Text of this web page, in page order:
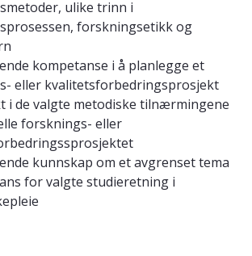
ulike trinn i
forskningsetikk og
kompetanse i å planlegge et
eller kvalitetsforbedringsprosjekt
i de valgte metodiske tilnærmingene
forsknings- eller
kunnskap om et avgrenset tema
for valgte studieretning i